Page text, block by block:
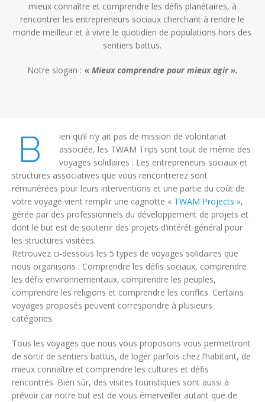
mieux connaître et comprendre les défis planétaires, à
rencontrer les entrepreneurs sociaux cherchant à rendre le
monde meilleur et à vivre le quotidien de populations hors des
sentiers battus.
Notre slogan : « Mieux comprendre pour mieux agir ».
B
ien qu’il n’y ait pas de mission de volontariat
associée, les TWAM Trips sont tout de même des
voyages solidaires : Les entrepreneurs sociaux et
structures associatives que vous rencontrerez sont
rémunérées pour leurs interventions et une partie du coût de
votre voyage vient remplir une cagnotte « TWAM Projects »,
gérée par des professionnels du développement de projets et
dont le but est de soutenir des projets d’intérêt général pour
les structures visitées.
Retrouvez ci-dessous les 5 types de voyages solidaires que
nous organisons : Comprendre les défis sociaux, comprendre
les défis environnementaux, comprendre les peuples,
comprendre les religions et comprendre les conflits. Certains
voyages proposés peuvent correspondre à plusieurs
catégories.
Tous les voyages que nous vous proposons vous permettront
de sortir de sentiers battus, de loger parfois chez l’habitant, de
mieux connaître et comprendre les cultures et défis
rencontrés. Bien sûr, des visites touristiques sont aussi à
prévoir car notre but est de vous émerveiller autant que de